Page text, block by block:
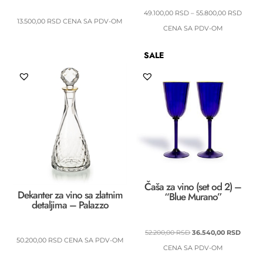
13.500,00 RSD CENA SA PDV-OM
49.100,00 RSD – 55.800,00 RSD
CENA SA PDV-OM
Dekanter za vino sa zlatnim
detaljima – Palazzo
50.200,00 RSD CENA SA PDV-OM
SALE
Čaša za vino (set od 2) –
“Blue Murano”
52.200,00RSDORIGINALNA
CENA
36.540,00 RSD
CENA SA PDV-OM